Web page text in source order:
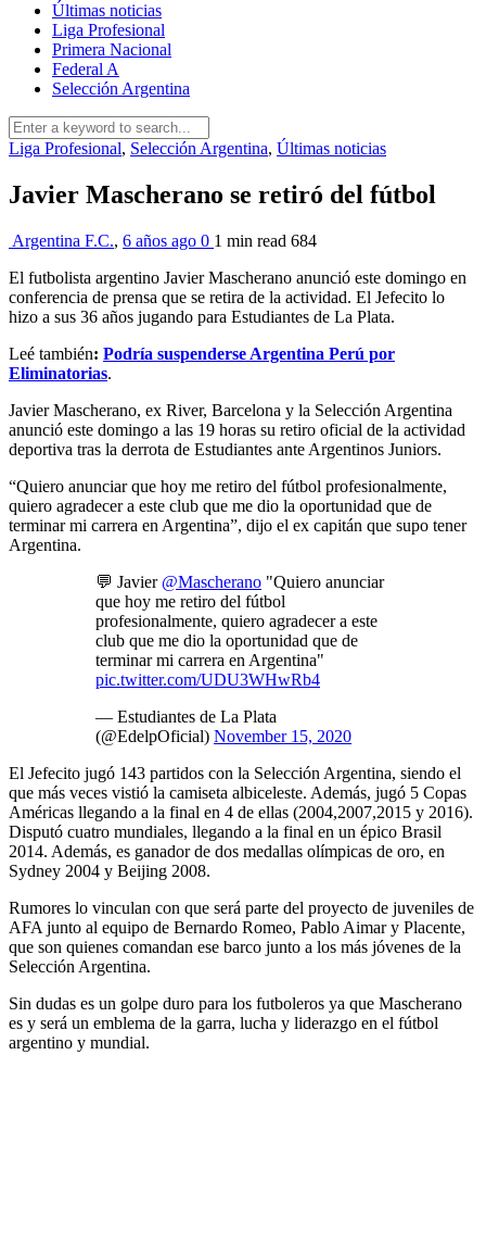
Últimas noticias
Liga Profesional
Primera Nacional
Federal A
Selección Argentina
Liga Profesional, Selección Argentina, Últimas noticias
Javier Mascherano se retiró del fútbol
Argentina F.C., 6 años ago 0 1 min read 684
El futbolista argentino Javier Mascherano anunció este domingo en
conferencia de prensa que se retira de la actividad. El Jefecito lo
hizo a sus 36 años jugando para Estudiantes de La Plata.
Leé también: Podría suspenderse Argentina Perú por
Eliminatorias.
Javier Mascherano, ex River, Barcelona y la Selección Argentina
anunció este domingo a las 19 horas su retiro oficial de la actividad
deportiva tras la derrota de Estudiantes ante Argentinos Juniors.
“Quiero anunciar que hoy me retiro del fútbol profesionalmente,
quiero agradecer a este club que me dio la oportunidad que de
terminar mi carrera en Argentina”, dijo el ex capitán que supo tener
Argentina.
💬 Javier @Mascherano "Quiero anunciar
que hoy me retiro del fútbol
profesionalmente, quiero agradecer a este
club que me dio la oportunidad que de
terminar mi carrera en Argentina"
pic.twitter.com/UDU3WHwRb4
— Estudiantes de La Plata
(@EdelpOficial) November 15, 2020
El Jefecito jugó 143 partidos con la Selección Argentina, siendo el
que más veces vistió la camiseta albiceleste. Además, jugó 5 Copas
Américas llegando a la final en 4 de ellas (2004,2007,2015 y 2016).
Disputó cuatro mundiales, llegando a la final en un épico Brasil
2014. Además, es ganador de dos medallas olímpicas de oro, en
Sydney 2004 y Beijing 2008.
Rumores lo vinculan con que será parte del proyecto de juveniles de
AFA junto al equipo de Bernardo Romeo, Pablo Aimar y Placente,
que son quienes comandan ese barco junto a los más jóvenes de la
Selección Argentina.
Sin dudas es un golpe duro para los futboleros ya que Mascherano
es y será un emblema de la garra, lucha y liderazgo en el fútbol
argentino y mundial.